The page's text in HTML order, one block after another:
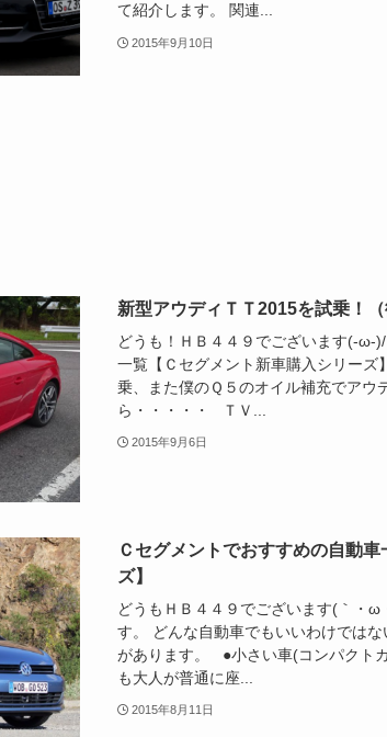
て紹介します。 関連...
2015年9月10日
新型アウディＴＴ2015を試乗！（
どうも！ＨＢ４４９でございます(-ω-
一覧【Ｃセグメント新車購入シリー
乗、また僕のＱ５のオイル補充でア
ら・・・・・ ＴＶ...
2015年9月6日
Ｃセグメントでおすすめの自動
ズ】
どうもＨＢ４４９でございます(｀・ω
す。 どんな自動車でもいいわけでは
があります。 ●小さい車(コンパクト
も大人が普通に座...
2015年8月11日